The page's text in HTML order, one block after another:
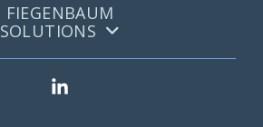
FIEGENBAUM
SOLUTIONS